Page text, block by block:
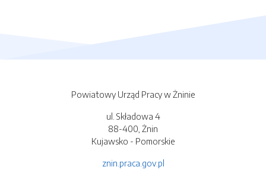
Powiatowy Urząd Pracy w Żninie
ul. Składowa 4
88-400, Żnin
Kujawsko - Pomorskie
znin.praca.gov.pl